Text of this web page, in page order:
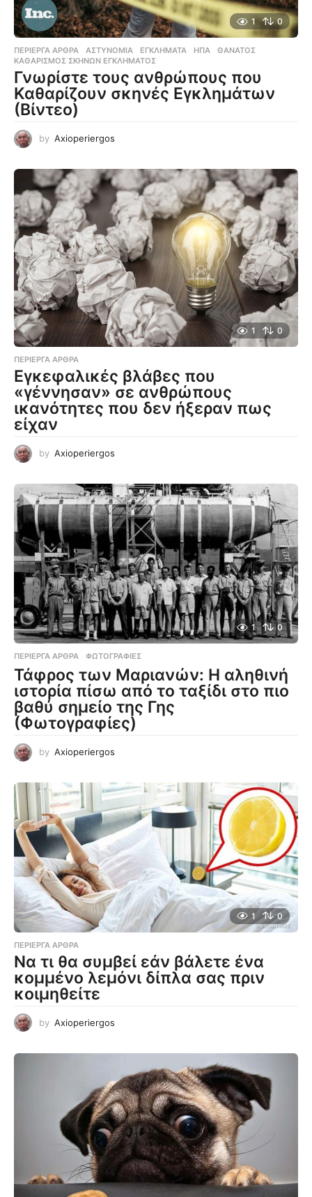
1 0
ΠΕΡΊΕΡΓΑ ΆΡΘΡΑ ΑΣΤΥΝΟΜΊΑ ,ΕΓΚΛΉΜΑΤΑ ,ΗΠΑ ,ΘΆΝΑΤΟΣ
ΚΑΘΑΡΙΣΜΌΣ ΣΚΗΝΏΝ ΕΓΚΛΉΜΑΤΟΣ
Γνωρίστε τους ανθρώπους που
Καθαρίζουν σκηνές Εγκλημάτων
(Βίντεο)
by Axioperiergos
1 0
ΠΕΡΊΕΡΓΑ ΆΡΘΡΑ
Εγκεφαλικές βλάβες που
«γέννησαν» σε ανθρώπους
ικανότητες που δεν ήξεραν πως
είχαν
by Axioperiergos
1 0
ΠΕΡΊΕΡΓΑ ΆΡΘΡΑ ,ΦΩΤΟΓΡΑΦΊΕΣ
Τάφρος των Μαριανών: Η αληθινή
ιστορία πίσω από το ταξίδι στο πιο
βαθύ σημείο της Γης
(Φωτογραφίες)
by Axioperiergos
1 0
ΠΕΡΊΕΡΓΑ ΆΡΘΡΑ
Να τι θα συμβεί εάν βάλετε ένα
κομμένο λεμόνι δίπλα σας πριν
κοιμηθείτε
by Axioperiergos